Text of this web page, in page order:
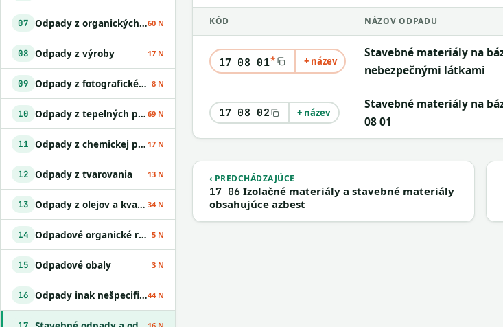
07 Odpady z organických chemických procesov60 N
08 Odpady z výroby 17 N
09 Odpady z fotografického priemyslu 8 N
10 Odpady z tepelných procesov 69 N
11 Odpady z chemickej povrchovej úpravy kovov a nanášania kovov a iných materiálov; odpady z hydrometalurgie neželezných kovov 17 N
12 Odpady z tvarovania 13 N
13 Odpady z olejov a kvapalných palív okrem jedlých olejov a odpadov uvedených v skupinách 05 a 12 34 N
14 Odpadové organické rozpúšťadlá 5 N
15 Odpadové obaly 3 N
16 Odpady inak nešpecifikované v tomto katalógu44 N
KÓD NÁZOV ODPADU
17 08 01* + název
stavebné materiály na báze sadry kontaminované
nebezpečnými látkami
17 08 02 + název
stavebné materiály na báze sadry iné ako uvedené v 17
08 01
‹ PREDCHÁDZAJÚCE
17 06 Izolačné materiály a stavebné materiály
obsahujúce azbest